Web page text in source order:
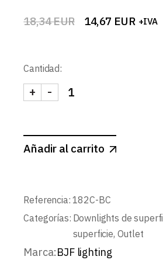
18,34EUR
El
18,34 EUR.
14,67 EUR
El
14,67 EUR.
+IVA
Cantidad:
DOWNLIGHT LED
-
+
Añadir al carrito
Referencia: 182C-BC
Categorías: Downlights de
superficie, Outlet
Marca:BJF lighting